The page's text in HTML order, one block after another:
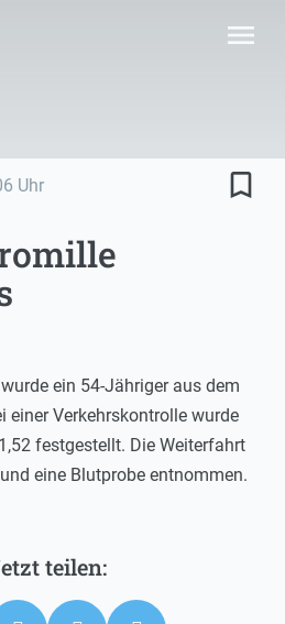
menu
Uhr bookmark_border
ein 54-Jähriger aus dem
einer Verkehrskontrolle wurde
festgestellt. Die Weiterfahrt
eine Blutprobe entnommen.